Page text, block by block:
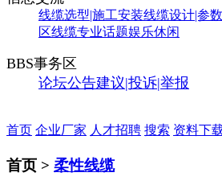
线缆选型|施工安装线缆设计|参
区线缆专业话题娱乐休闲
BBS事务区
论坛公告建议|投诉|举报
首页 企业厂家 人才招聘 搜索 资料下
首页 > 柔性线缆